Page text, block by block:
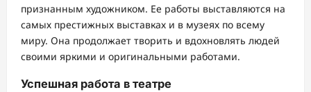
признанным художником. Ее работы выставляются на
самых престижных выставках и в музеях по всему
миру. Она продолжает творить и вдохновлять людей
своими яркими и оригинальными работами.
Успешная работа в театре